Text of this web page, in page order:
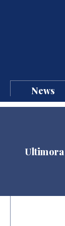
News
Ultimora